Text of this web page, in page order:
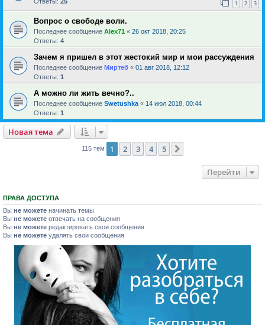
1 2 3
Вопрос о свободе воли.
Последнее сообщение Alex71 « 26 окт 2018, 20:25
Ответы: 4
Зачем я пришел в этот жестокий мир и мои рассуждения
Последнее сообщение Миртеб « 01 авг 2018, 12:12
Ответы: 1
А можно ли жить вечно?..
Последнее сообщение Swetushka « 14 июл 2018, 00:44
Ответы: 1
Новая тема
115 тем 1 2 3 4 5
Перейти
ПРАВА ДОСТУПА
Вы не можете начинать темы
Вы не можете отвечать на сообщения
Вы не можете редактировать свои сообщения
Вы не можете удалять свои сообщения